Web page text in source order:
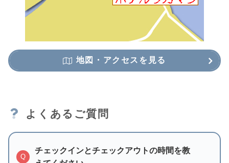
地図・アクセスを見る
よくあるご質問
Q
チェックインとチェックアウトの時間を教